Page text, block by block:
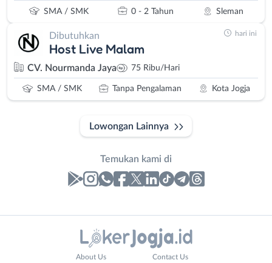
SMA / SMK 0 - 2 Tahun Sleman
Dibutuhkan
Host Live Malam
CV. Nourmanda Jaya 75 Ribu/Hari
SMA / SMK Tanpa Pengalaman Kota Jogja
hari ini
Lowongan Lainnya
Temukan kami di
About Us Contact Us